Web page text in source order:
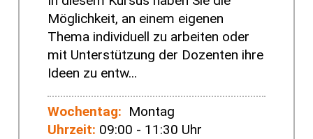
Möglichkeit, an einem eigenen
Thema individuell zu arbeiten oder
mit Unterstützung der Dozenten ihre
Ideen zu entw...
Wochentag: Montag
Uhrzeit: 09:00 - 11:30 Uhr